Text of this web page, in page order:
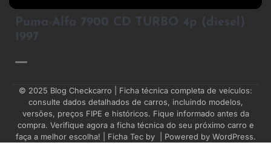
4
Puma-Alfa 7900 CD TURBO 4p (diesel)
1997
© 2025 Blog Checkcarro | Ficha técnica completa de veículos:
consulte dados detalhados de carros, incluindo modelos,
versões, preços FIPE e históricos. Fique informado antes da
compra. Verifique agora a ficha técnica do seu próximo carro e
faça a melhor escolha! | Ficha Tec by
| Powered by WordPress.